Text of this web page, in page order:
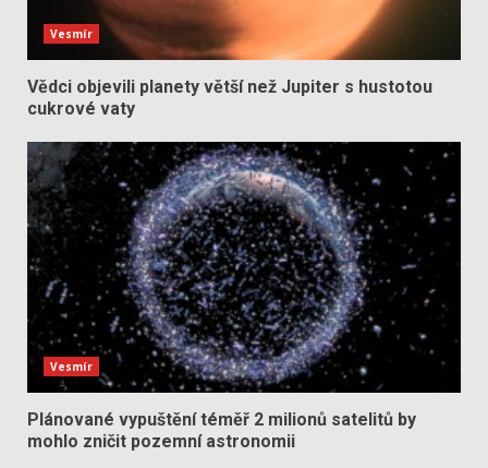
Vesmír
Vědci objevili planety větší než Jupiter s hustotou
cukrové vaty
Vesmír
Plánované vypuštění téměř 2 milionů satelitů by
mohlo zničit pozemní astronomii